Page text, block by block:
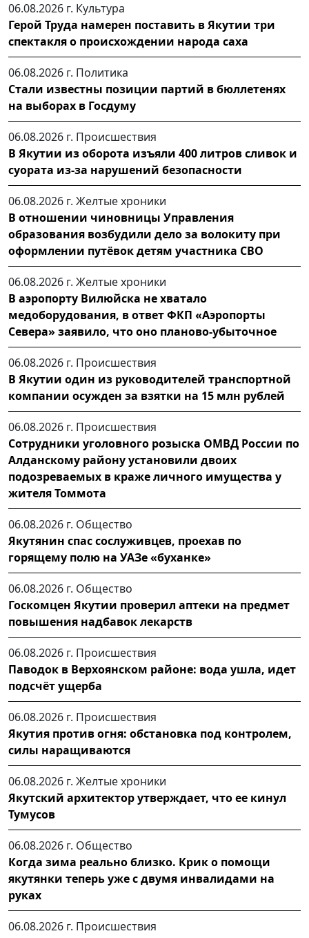
06.08.2026 г. Культура
Герой Труда намерен поставить в Якутии три
спектакля о происхождении народа саха
06.08.2026 г. Политика
Стали известны позиции партий в бюллетенях
на выборах в Госдуму
06.08.2026 г. Происшествия
В Якутии из оборота изъяли 400 литров сливок и
суората из-за нарушений безопасности
06.08.2026 г. Желтые хроники
В отношении чиновницы Управления
образования возбудили дело за волокиту при
оформлении путёвок детям участника СВО
06.08.2026 г. Желтые хроники
В аэропорту Вилюйска не хватало
медоборудования, в ответ ФКП «Аэропорты
Севера» заявило, что оно планово-убыточное
06.08.2026 г. Происшествия
В Якутии один из руководителей транспортной
компании осужден за взятки на 15 млн рублей
06.08.2026 г. Происшествия
Сотрудники уголовного розыска ОМВД России по
Алданскому району установили двоих
подозреваемых в краже личного имущества у
жителя Томмота
06.08.2026 г. Общество
Якутянин спас сослуживцев, проехав по
горящему полю на УАЗе «буханке»
06.08.2026 г. Общество
Госкомцен Якутии проверил аптеки на предмет
повышения надбавок лекарств
06.08.2026 г. Происшествия
Паводок в Верхоянском районе: вода ушла, идет
подсчёт ущерба
06.08.2026 г. Происшествия
Якутия против огня: обстановка под контролем,
силы наращиваются
06.08.2026 г. Желтые хроники
Якутский архитектор утверждает, что ее кинул
Тумусов
06.08.2026 г. Общество
Когда зима реально близко. Крик о помощи
якутянки теперь уже с двумя инвалидами на
руках
06.08.2026 г. Происшествия